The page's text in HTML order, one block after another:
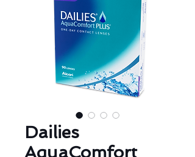
Dailies
AquaComfort